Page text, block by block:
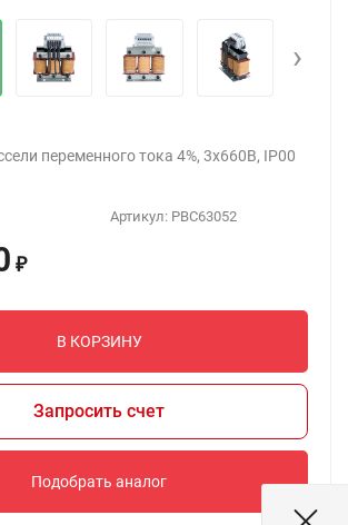
›
переменного тока 4%, 3х660В, IP00
Артикул: PBC63052
₽
В КОРЗИНУ
Запросить счет
Подобрать аналог